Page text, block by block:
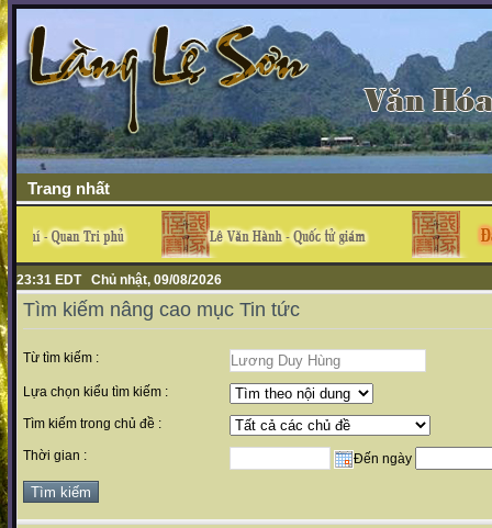
Trang nhất
23:31 EDT Chủ nhật, 09/08/2026
Tìm kiếm nâng cao mục Tin tức
Từ tìm kiếm :
Lựa chọn kiểu tìm kiếm :
Tìm kiếm trong chủ đề :
Thời gian : Đến ngày